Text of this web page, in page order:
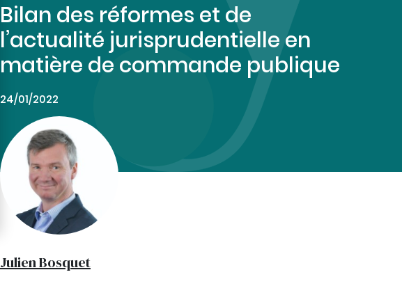
Bilan des réformes et de
l’actualité jurisprudentielle en
matière de commande publique
24/01/2022
Julien Bosquet